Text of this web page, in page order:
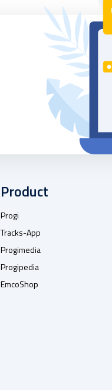
Product
Progi
Tracks-App
Progimedia
Progipedia
EmcoShop